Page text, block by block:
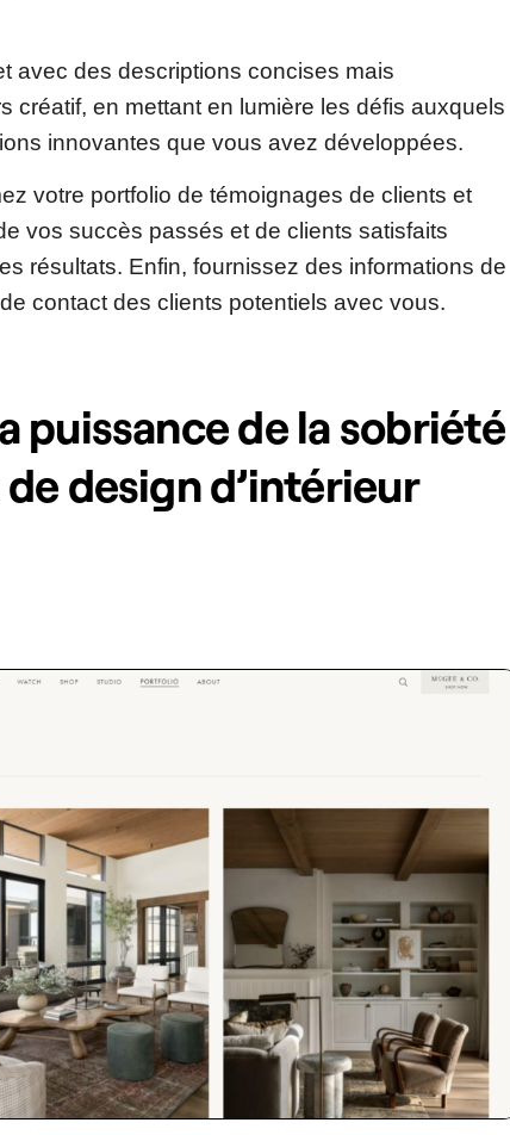
avec des descriptions concises mais
créatif, en mettant en lumière les défis auxquels
innovantes que vous avez développées.
votre portfolio de témoignages de clients et
vos succès passés et de clients satisfaits
résultats. Enfin, fournissez des informations de
contact des clients potentiels avec vous.
puissance de la sobriété
design d’intérieur